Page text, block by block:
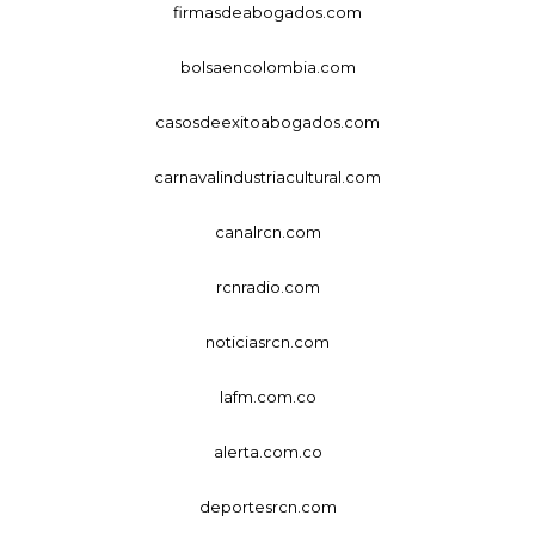
firmasdeabogados.com
bolsaencolombia.com
casosdeexitoabogados.com
carnavalindustriacultural.com
canalrcn.com
rcnradio.com
noticiasrcn.com
lafm.com.co
alerta.com.co
deportesrcn.com